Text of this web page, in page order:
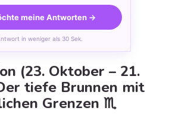
meine Antworten →
in weniger als 30 Sek.
(23. Oktober – 21.
tiefe Brunnen mit
Grenzen ♏